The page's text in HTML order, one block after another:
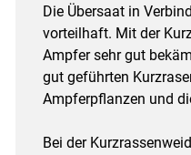
Die Übersaat in
vorteilhaft. Mit der
Ampfer sehr gut
gut geführten
Ampferpflanzen und
Bei der